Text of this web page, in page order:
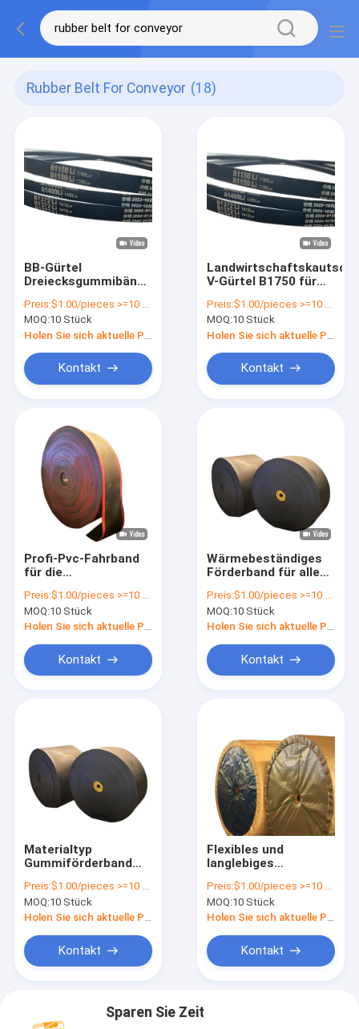
Rubber Belt For Conveyor (18)
BB-Gürtel
Dreiecksgummibänder
Landwirtschaft
Preis:$1.00/pieces >=10 pieces
MOQ:10 Stück
Kontakt
V-Gürtel B1750 für
Verpackungen nach
Kundenbedarf
Preis:$1.00/pieces >=10 pieces
MOQ:10 Stück
Kontakt
Profi-Pvc-Fahrband
für die
Preis:$1.00/pieces >=10 pieces
MOQ:10 Stück
Kontakt
Wärmebeständiges
Förderband für alle
Verpackungsart
Transparente
Taschen/Kartons
Preis:$1.00/pieces >=10 pieces
MOQ:10 Stück
Kontakt
Materialtyp
Gummiförderband
Seitenwandgürtel in
allen Branchen
Preis:$1.00/pieces >=10 pieces
MOQ:10 Stück
Holen Sie sich aktuelle Preis
Kontakt
Flexibles und
langlebiges
für den
reibungslosen
Transport von
Preis:$1.00/pieces >=10 pieces
MOQ:10 Stück
Holen Sie sich aktuelle Preis
Kontakt
Sparen Sie Zeit